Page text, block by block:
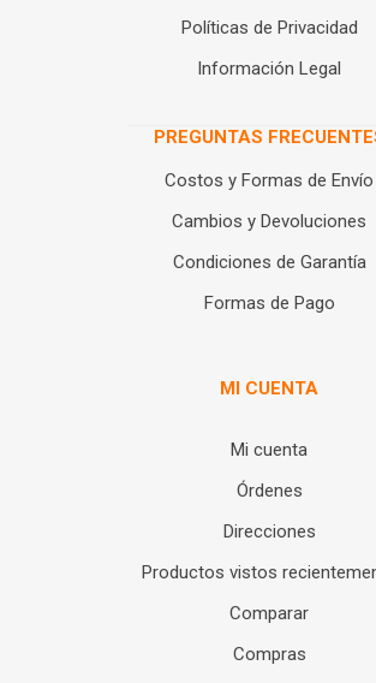
Políticas de Privacidad
Información Legal
PREGUNTAS
Costos y Formas de Envío
Cambios y Devoluciones
Condiciones de Garantía
Formas de Pago
MI CUENTA
Mi cuenta
Órdenes
Direcciones
Productos vistos
Comparar
Compras